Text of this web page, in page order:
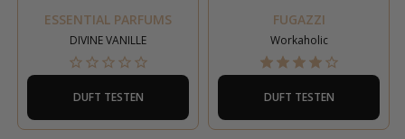
ESSENTIAL PARFUMS
DIVINE VANILLE
DUFT TESTEN
FUGAZZI
Workaholic
DUFT TESTEN